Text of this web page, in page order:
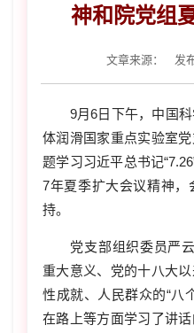
神和院党组
文章来源： 发
9月6日下午，中国
体润滑国家重点实验室
题学习习近平总书记“7.26
7年夏季扩大会议精神，
持。
党支部组织委员严
重大意义、党的十八大
性成就、人民群众的“八
在路上等方面学习了讲话